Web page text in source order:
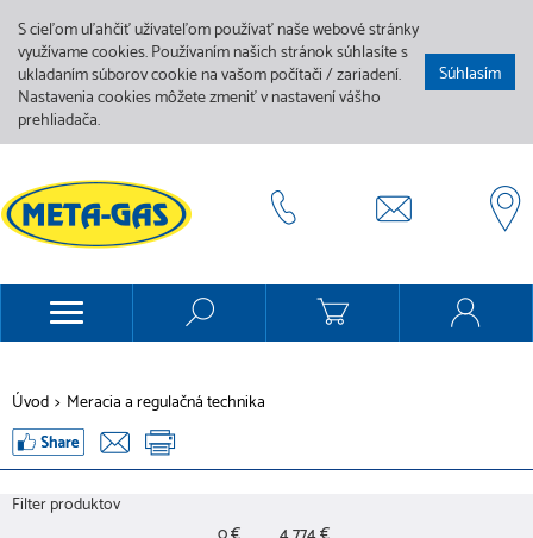
S cieľom uľahčiť užívateľom používať naše webové stránky
využívame cookies. Používaním našich stránok súhlasíte s
ukladaním súborov cookie na vašom počítači / zariadení.
Nastavenia cookies môžete zmeniť v nastavení vášho
prehliadača.
Súhlasím
Úvod > Meracia a regulačná technika
Filter produktov